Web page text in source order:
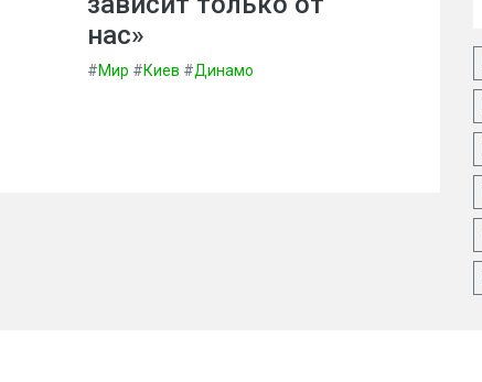
нас»
#Мир #Киев #Динамо